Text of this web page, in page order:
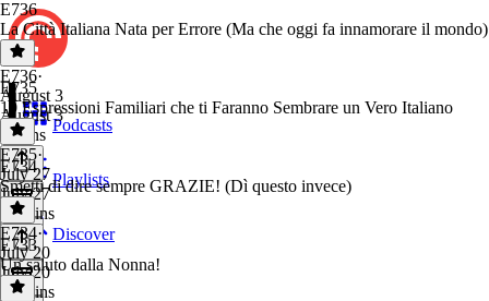
Podcasts
Playlists
Discover
E736
La Città Italiana Nata per Errore (Ma che oggi fa innamorare il mondo)
E736·
August 3
August 3
9 mins
E735
10 Espressioni Familiari che ti Faranno Sembrare un Vero Italiano
E735·
July 27
July 27
19 mins
E734
Smetti di dire sempre GRAZIE! (Dì questo invece)
E734·
July 20
July 20
13 mins
E733
Un saluto dalla Nonna!